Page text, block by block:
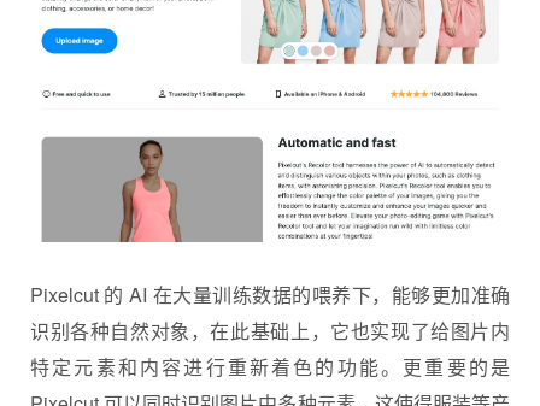
Pixelcut 的 AI 在大量训练数据的喂养下，能够更加准确
识别各种自然对象，在此基础上，它也实现了给图片内
特定元素和内容进行重新着色的功能。更重要的是